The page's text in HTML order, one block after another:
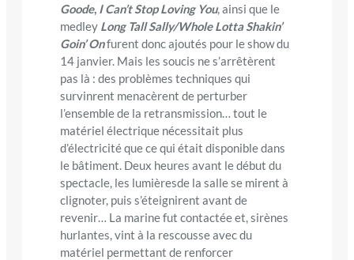
Goode, I Can’t Stop Loving You, ainsi que le
medley Long Tall Sally/Whole Lotta Shakin’
Goin’ Onfurent donc ajoutés pour le show du
14 janvier. Mais les soucis ne s’arrêtèrent
pas là : des problèmes techniques qui
survinrent menacèrent de perturber
l’ensemble de la retransmission… tout le
matériel électrique nécessitait plus
d’électricité que ce qui était disponible dans
le bâtiment. Deux heures avant le début du
spectacle, les lumièresde la salle se mirent à
clignoter, puis s’éteignirent avant de
revenir… La marine fut contactée et, sirènes
hurlantes, vint à la rescousse avec du
matériel permettant de renforcer